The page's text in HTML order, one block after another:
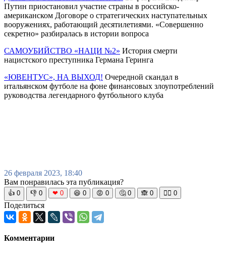
Путин приостановил участие страны в российско-
американском Договоре о стратегических наступательных
вооружениях, работающий десятилетиями. «Совершенно
секретно» разбиралась в истории вопроса
САМОУБИЙСТВО «НАЦИ №2» История смерти
нацистского преступника Германа Геринга
«ЮВЕНТУС», НА ВЫХОД! Очередной скандал в
итальянском футболе на фоне финансовых злоупотреблений
руководства легендарного футбольного клуба
26 февраля 2023, 18:40
Вам понравилась эта публикация?
👍 0 👎 0 ❤ 0 😆 0 😡 0 🤔 0 🙈 0 🧘‍♀️ 0
Поделиться
Комментарии